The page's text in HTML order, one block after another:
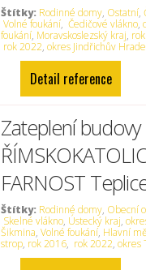
Štítky: Rodinné domy, Ostatní,
Volné foukání, Čedičové vlákno,
foukání, Moravskoslezský kraj,
rok 2022,okres Jindřichův
Detail reference
Zateplení budovy
FARNOST
Štítky: Rodinné domy, Obecní
Skelné vlákno, Ústecký kraj,
Šikmina,Volné foukání, Hlavní
strop, rok 2016, rok 2022,okres